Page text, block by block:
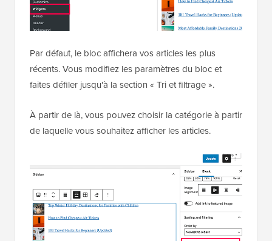
Par défaut, le bloc affichera vos articles les plus
récents. Vous modifiez les paramètres du bloc et
faites défiler jusqu'à la section « Tri et filtrage ».
À partir de là, vous pouvez choisir la catégorie à partir
de laquelle vous souhaitez afficher les articles.